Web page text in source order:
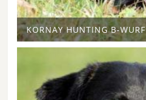
KORNAY HUNTING B-WURF